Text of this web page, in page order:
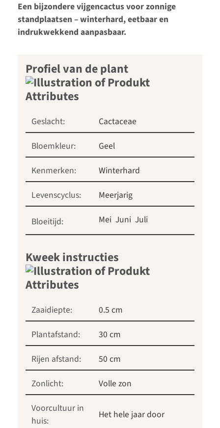
Een bijzondere vijgencactus voor zonnige
standplaatsen – winterhard, eetbaar en
indrukwekkend aanpasbaar.
Profiel van de plant
Geslacht:
Cactaceae
Bloemkleur:
Geel
Kenmerken:
Winterhard
Levenscyclus:
Meerjarig
Bloeitijd: Mei Juni Juli
Kweek instructies
Zaaidiepte:
0.5 cm
Plantafstand:
30 cm
Rijen afstand:
50 cm
Zonlicht:
Volle zon
Voorcultuur in
huis:
Het hele jaar door